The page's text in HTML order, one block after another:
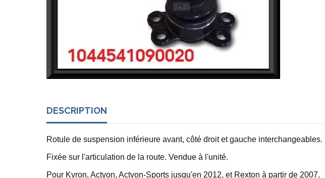
DESCRIPTION
Rotule de suspension inférieure avant, côté droit et gauche interchangeables.
Fixée sur l'articulation de la route. Vendue à l'unité.
Pour Kyron, Actyon, Actyon-Sports jusqu'en 2012, et Rexton à partir de 2007.